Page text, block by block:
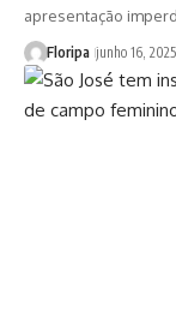
apresentação
Floripa junho 16, 2025